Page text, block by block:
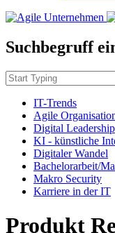
Suchbegruff
IT-Trends
Agile
Digital Leadership
KI - künstliche
Digitaler Wandel
Bachelorarbeit/
Makro Security
Karriere in der IT
Produkt